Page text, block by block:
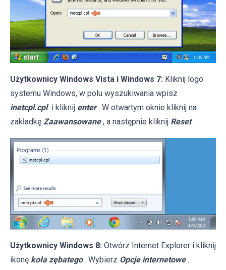
Użytkownicy Windows Vista i Windows 7: Kliknij logo
systemu Windows, w polu wyszukiwania wpisz
inetcpl.cpl i kliknij enter . W otwartym oknie kliknij na
zakładkę Zaawansowane , a następnie kliknij Reset .
Użytkownicy Windows 8: Otwórz Internet Explorer i kliknij
ikonę koła zębatego . Wybierz Opcje internetowe .